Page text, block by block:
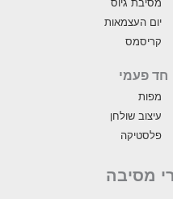
מסיבת גיוס
יום העצמאות
קריסמס
חד פעמי
מפות
עיצוב שולחן
פלסטיקה
מסיבה